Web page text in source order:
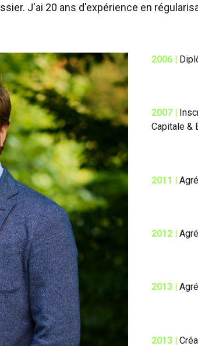
J'ai 20 ans d'expérience en
2006 |
2007 |
Capitale &
2011 |
2012 |
2013 |
2013 |